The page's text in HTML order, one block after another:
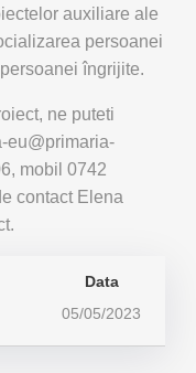
auxiliare ale
persoanei
îngrijite.
ne puteti
eu@primaria-
mobil 0742
contact Elena
Data
05/05/2023